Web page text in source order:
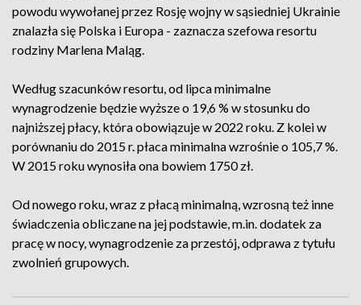
powodu wywołanej przez Rosję wojny w sąsiedniej Ukrainie
znalazła się Polska i Europa - zaznacza szefowa resortu
rodziny Marlena Maląg.
Według szacunków resortu, od lipca minimalne
wynagrodzenie będzie wyższe o 19,6 % w stosunku do
najniższej płacy, która obowiązuje w 2022 roku. Z kolei w
porównaniu do 2015 r. płaca minimalna wzrośnie o 105,7 %.
W 2015 roku wynosiła ona bowiem 1750 zł.
Od nowego roku, wraz z płacą minimalną, wzrosną też inne
świadczenia obliczane na jej podstawie, m.in. dodatek za
pracę w nocy, wynagrodzenie za przestój, odprawa z tytułu
zwolnień grupowych.